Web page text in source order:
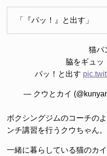
「『パッ！』と出す」
猫パ
脇をギュッ
パッ！と出す
— クウとカイ
ボクシングジムのコーチの
ンチ講習を行うクウちゃん。
一緒に暮らしている猫のカ